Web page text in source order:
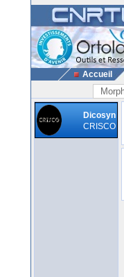
Accueil
Dicosyn
CRISCO